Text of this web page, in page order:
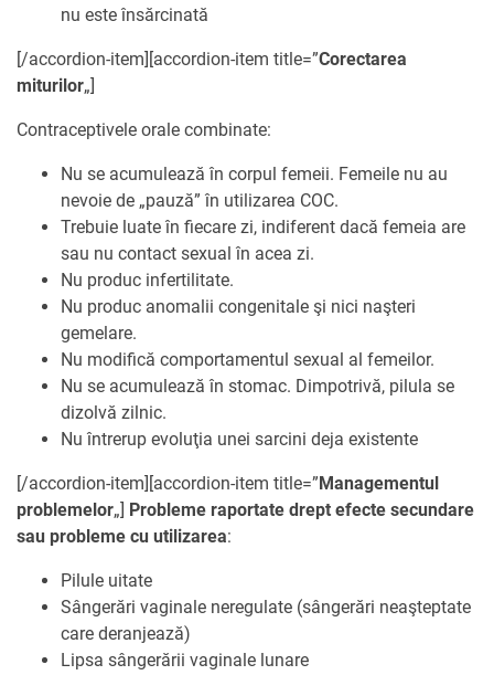
nu este însărcinată
[/accordion-item][accordion-item title=”Corectarea
miturilor„]
Contraceptivele orale combinate:
Nu se acumulează în corpul femeii. Femeile nu au
nevoie de „pauză” în utilizarea COC.
Trebuie luate în fiecare zi, indiferent dacă femeia are
sau nu contact sexual în acea zi.
Nu produc infertilitate.
Nu produc anomalii congenitale şi nici naşteri
gemelare.
Nu modifică comportamentul sexual al femeilor.
Nu se acumulează în stomac. Dimpotrivă, pilula se
dizolvă zilnic.
Nu întrerup evoluţia unei sarcini deja existente
[/accordion-item][accordion-item title=”Managementul
problemelor„] Probleme raportate drept efecte secundare
sau probleme cu utilizarea:
Pilule uitate
Sângerări vaginale neregulate (sângerări neaşteptate
care deranjează)
Lipsa sângerării vaginale lunare